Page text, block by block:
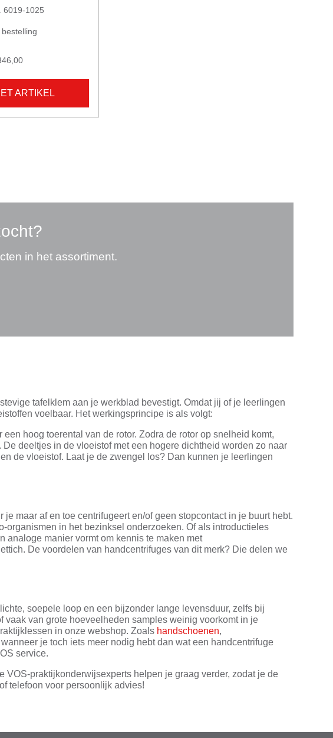
6019-1025
ARTIKEL
in het assortiment.
tafelklem aan je werkblad bevestigt. Omdat jij of je leerlingen
voelbaar. Het werkingsprincipe is als volgt:
hoog toerental van de rotor. Zodra de rotor op snelheid komt,
deeltjes in de vloeistof met een hogere dichtheid worden zo naar
de vloeistof. Laat je de zwengel los? Dan kunnen je leerlingen
maar af en toe centrifugeert en/of geen stopcontact in je buurt hebt.
in het bezinksel onderzoeken. Of als introductieles
analoge manier vormt om kennis te maken met
De voordelen van handcentrifuges van dit merk? Die delen we
soepele loop en een bijzonder lange levensduur, zelfs bij
van grote hoeveelheden samples weinig voorkomt in je
in onze webshop. Zoals handschoenen,
wanneer je toch iets meer nodig hebt dan wat een handcentrifuge
service.
praktijkonderwijsexperts helpen je graag verder, zodat je de
telefoon voor persoonlijk advies!